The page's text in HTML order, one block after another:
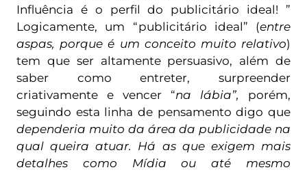
Influência é o perfil do publicitário ideal! ”
Logicamente, um “publicitário ideal” (entre
aspas, porque é um conceito muito relativo)
tem que ser altamente persuasivo, além de
saber como entreter, surpreender
criativamente e vencer “na lábia”, porém,
seguindo esta linha de pensamento digo que
dependeria muito da área da publicidade na
qual queira atuar. Há as que exigem mais
detalhes como Mídia ou até mesmo